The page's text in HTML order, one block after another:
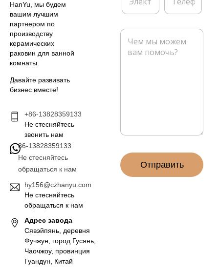
HanYu, мы будем
вашим лучшим
партнером по
производству
керамических
раковин для ванной
комнаты.
Давайте развивать
бизнес вместе!
+86-13828359133
Не стесняйтесь
звонить нам
86-13828359133
Не стесняйтесь
обращаться к нам
hy156@czhanyu.com
Не стесняйтесь
обращаться к нам
Адрес завода
Сявэйпянь, деревня
Фучжун, город Гусянь,
Чаочжоу, провинция
Гуандун, Китай
я
е
т
а
л
ф
о
н
С
Отправить